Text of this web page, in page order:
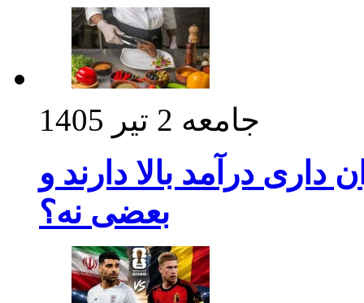
جامعه 2 تیر 1405
درآمد بالا دارند و
بعضی نه؟